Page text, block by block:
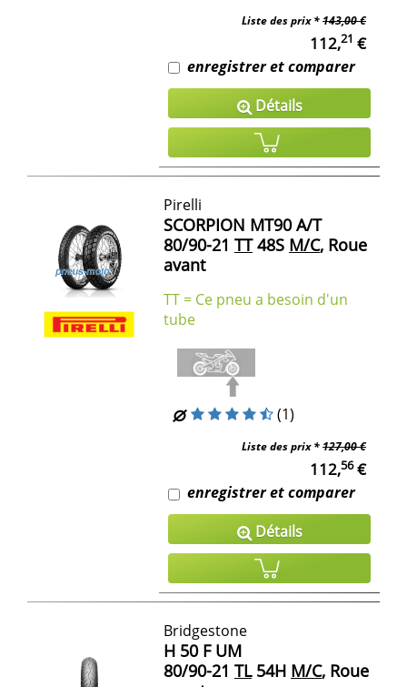
Liste des prix *143,00 €
112,21 €
enregistrer et comparer
Détails
Pirelli
SCORPION MT90 A/T
80/90-21 TT48S M/C, Roue
avant
TT = Ce pneu a besoin d'un
tube
(1)
Liste des prix *127,00 €
112,56€
enregistrer et comparer
Détails
Bridgestone
H 50 F UM
80/90-21 TL54H M/C, Roue